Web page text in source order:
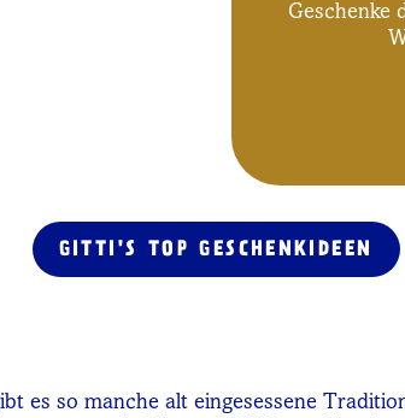
Geschenke
GITTI'S TOP GESCHENKIDEEN
es so manche alt eingesessene